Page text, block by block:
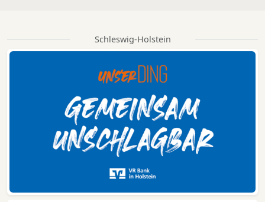
Schleswig-Holstein